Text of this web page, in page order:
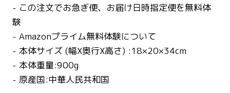
- この注文でお急ぎ便、お届け日時指定便を無料体
験
- Amazonプライム無料体験について
- 本体サイズ (幅X奥行X高さ) :18×20×34cm
- 本体重量:900g
- 原産国:中華人民共和国